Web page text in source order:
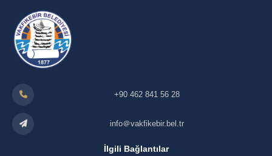
+90 462 841 56 28
info＠vakfikebir.bel.tr
İlgili Bağlantılar